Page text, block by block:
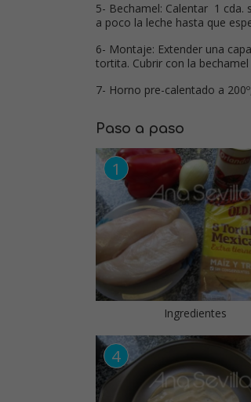
5- Bechamel: Calentar 1 cda.
a poco la leche hasta que
6- Montaje: Extender una
tortita. Cubrir con la
7- Horno pre-calentado a
Paso a paso
Ingredientes